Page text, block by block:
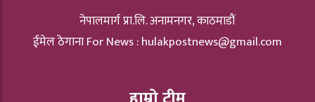
नेपालमार्ग प्रा.लि. अनामनगर, काठमाडौं
ईमेल ठेगाना For News :hulakpostnews@gmail.com